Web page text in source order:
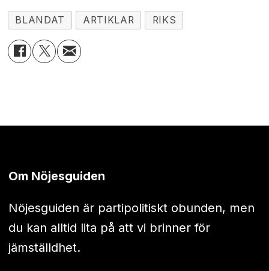
BLANDAT ARTIKLAR RIKS
Om Nöjesguiden
Nöjesguiden är partipolitiskt obunden, men
du kan alltid lita på att vi brinner för
jämställdhet.